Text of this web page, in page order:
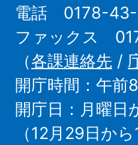
電話 0178-43-
ファックス
（各課連絡先 /
開庁時間：午前
開庁日：月曜日
（12月29日か